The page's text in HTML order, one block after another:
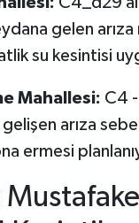
gelen
su kesintisi
Mahallesi: C4
gelişen arıza
ermesi